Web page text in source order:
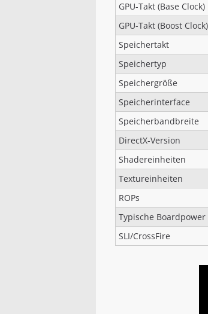
GPU-Takt (Base Clock)
GPU-Takt (Boost Clock)
Speichertakt
Speichertyp
Speichergröße
Speicherinterface
Speicherbandbreite
DirectX-Version
Shadereinheiten
Textureinheiten
ROPs
Typische Boardpower
SLI/CrossFire